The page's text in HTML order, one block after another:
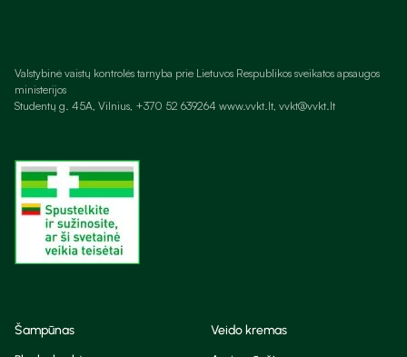
Valstybinė vaistų kontrolės tarnyba prie Lietuvos Respublikos sveikatos apsaugos
ministerijos
Studentų g. 45A, Vilnius, +370 52 639264 www.vvkt.lt, vvkt@vvkt.lt
Šampūnas
Veido kremas